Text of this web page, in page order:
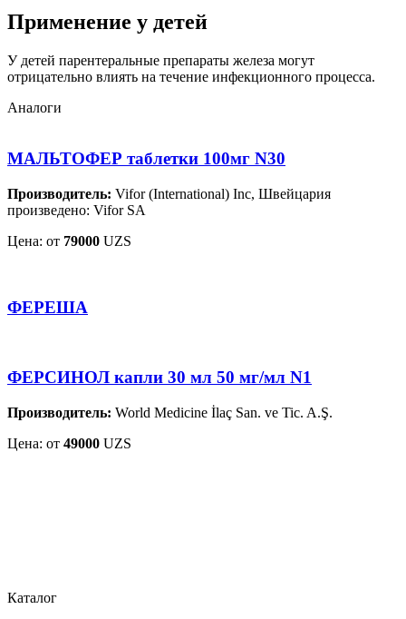
Применение у детей
У детей парентеральные препараты железа могут
отрицательно влиять на течение инфекционного процесса.
Аналоги
МАЛЬТОФЕР таблетки 100мг N30
Производитель: Vifor (International) Inc, Швейцария
произведено: Vifor SA
Цена: от 79000 UZS
ФЕРЕША
ФЕРСИНОЛ капли 30 мл 50 мг/мл N1
Производитель: World Medicine İlaç San. ve Tic. A.Ş.
Цена: от 49000 UZS
Каталог